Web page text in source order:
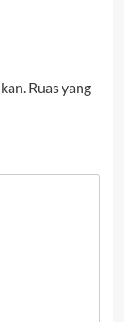
Ruas yang